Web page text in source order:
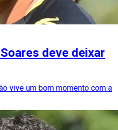
deve deixar
vive um bom momento com a